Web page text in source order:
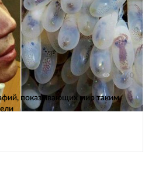
12360
показывающих мир таким,